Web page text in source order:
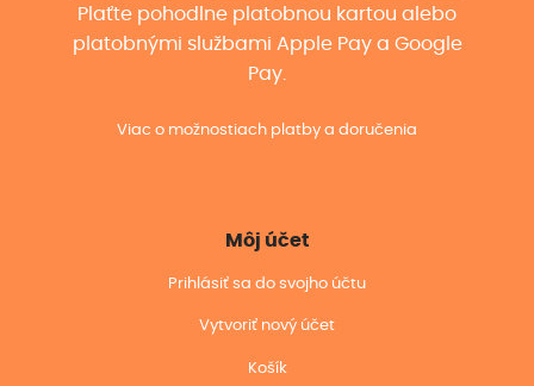
Plaťte pohodlne platobnou kartou alebo
platobnými službami Apple Pay a Google
Pay.
Viac o možnostiach platby a doručenia
Môj účet
Prihlásiť sa do svojho účtu
Vytvoriť nový účet
Košík